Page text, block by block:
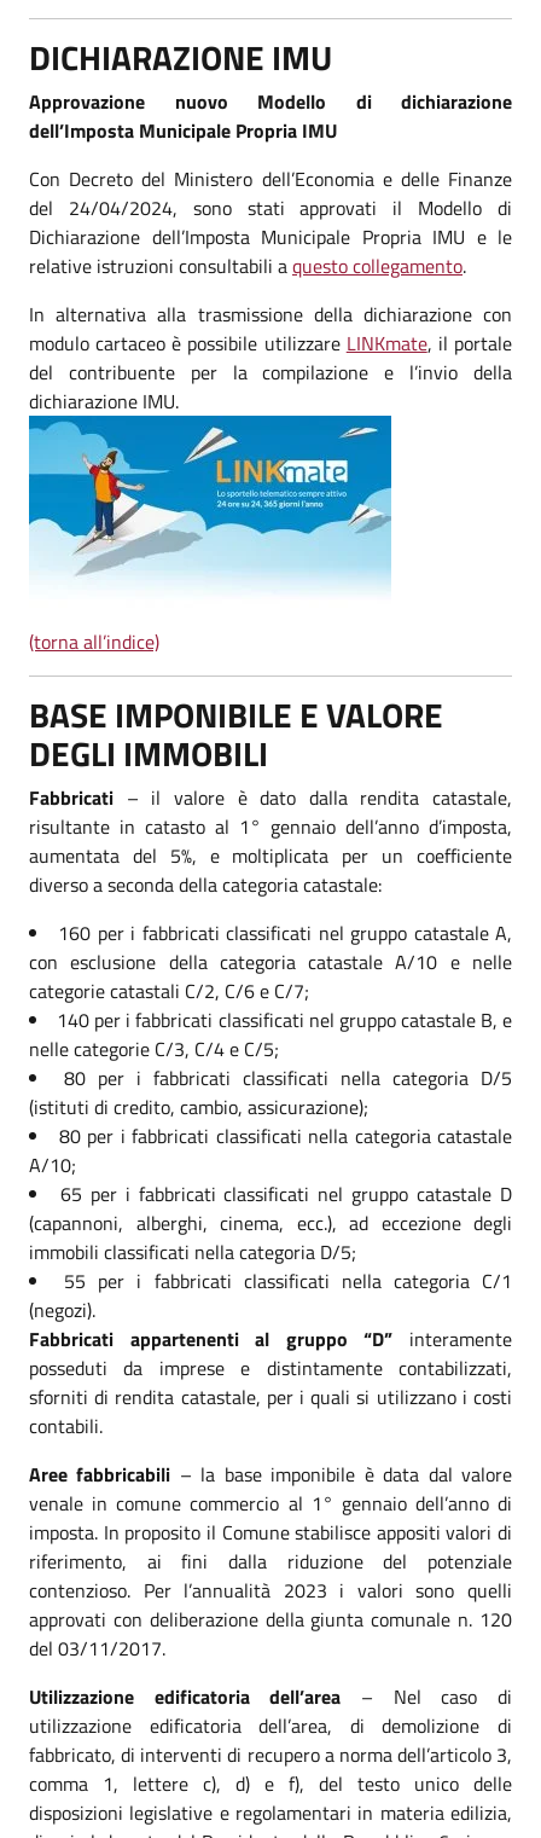
DICHIARAZIONE IMU
Approvazione nuovo Modello di dichiarazione
dell’Imposta Municipale Propria IMU
Con Decreto del Ministero dell’Economia e delle Finanze
del 24/04/2024, sono stati approvati il Modello di
Dichiarazione dell’Imposta Municipale Propria IMU e le
relative istruzioni consultabili aquesto collegamento.
In alternativa alla trasmissione della dichiarazione con
modulo cartaceo è possibile utilizzare LINKmate, il portale
del contribuente per la compilazione e l’invio della
dichiarazione IMU.
(torna all’indice)
BASE IMPONIBILE E VALORE
DEGLI IMMOBILI
Fabbricati – il valore è dato dalla rendita catastale,
risultante in catasto al 1° gennaio dell’anno d’imposta,
aumentata del 5%, e moltiplicata per un coefficiente
diverso a seconda della categoria catastale:
160 per i fabbricati classificati nel gruppo catastale A,
con esclusione della categoria catastale A/10 e nelle
categorie catastali C/2, C/6 e C/7;
140 per i fabbricati classificati nel gruppo catastale B, e
nelle categorie C/3, C/4 e C/5;
80 per i fabbricati classificati nella categoria D/5
(istituti di credito, cambio, assicurazione);
80 per i fabbricati classificati nella categoria catastale
A/10;
65 per i fabbricati classificati nel gruppo catastale D
(capannoni, alberghi, cinema, ecc.), ad eccezione degli
immobili classificati nella categoria D/5;
55 per i fabbricati classificati nella categoria C/1
(negozi).
Fabbricati appartenenti al gruppo “D” interamente
posseduti da imprese e distintamente contabilizzati,
sforniti di rendita catastale, per i quali si utilizzano i costi
contabili.
Aree fabbricabili – la base imponibile è data dal valore
venale in comune commercio al 1° gennaio dell’anno di
imposta. In proposito il Comune stabilisce appositi valori di
riferimento, ai fini dalla riduzione del potenziale
contenzioso. Per l’annualità 2023 i valori sono quelli
approvati con deliberazione della giunta comunale n. 120
del 03/11/2017.
Utilizzazione edificatoria dell’area – Nel caso di
utilizzazione edificatoria dell’area, di demolizione di
fabbricato, di interventi di recupero a norma dell’articolo 3,
comma 1, lettere c), d) e f), del testo unico delle
disposizioni legislative e regolamentari in materia edilizia,